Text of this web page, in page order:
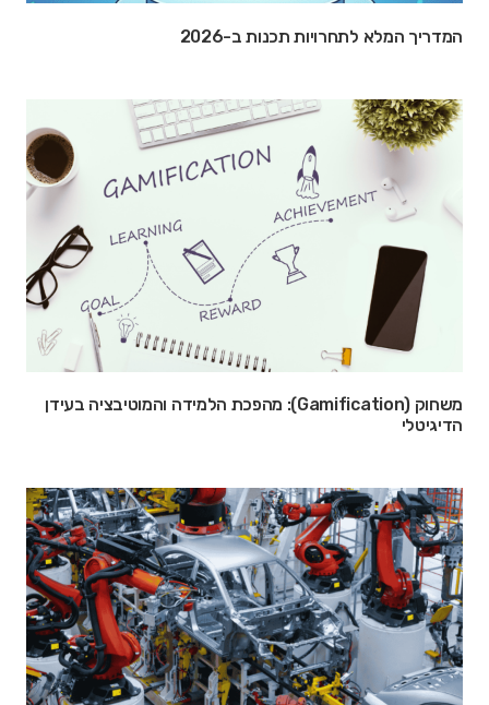
המדריך המלא לתחרויות תכנות ב-2026
משחוק (Gamification): מהפכת הלמידה והמוטיבציה בעידן
הדיגיטלי